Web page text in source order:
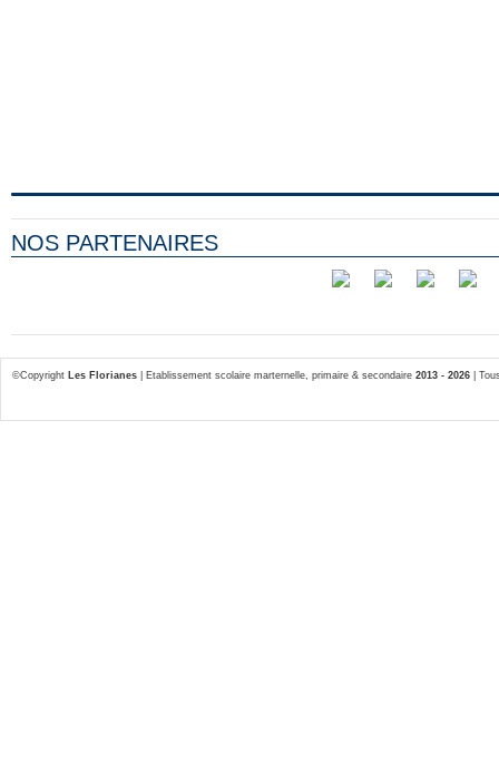
NOS PARTENAIRES
©Copyright Les Florianes | Etablissement scolaire marternelle, primaire & secondaire 2013 - 2026 |